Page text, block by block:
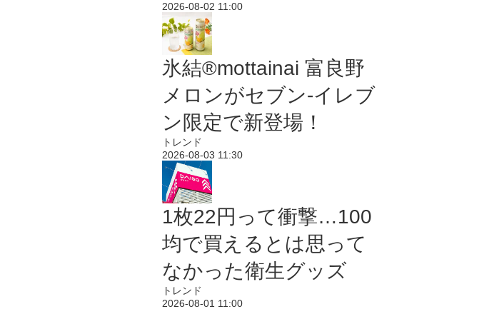
2026-08-02 11:00
氷結®mottainai 富良野
メロンがセブン‐イレブ
ン限定で新登場！
トレンド
2026-08-03 11:30
1枚22円って衝撃…100
均で買えるとは思って
なかった衛生グッズ
トレンド
2026-08-01 11:00